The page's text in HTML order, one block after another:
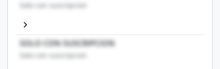
Solo con suscripcion
SOLO CON SUSCRIPCION
Solo con suscripcion